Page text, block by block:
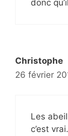
donc
Christophe
26 février
Les
c’est vrai.